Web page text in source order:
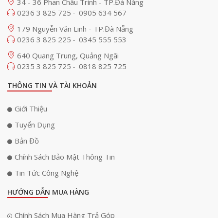
năng truyền phát dữ liệu trong phạm vi lý tưởng từ 80-120m, ngay cả
tự do di chuyển trong quá trình ca hát hò mà không lo bị mất tín hiệu
âm thanh.
34 - 36 Phan Châu Trinh - TP.Đà Nẵng
0236 3 825 725 - 0905 634 567
179 Nguyễn Văn Linh - TP.Đà Nẵng
0236 3 825 225 - 0345 555 553
640 Quang Trung, Quảng Ngãi
0235 3 825 725 - 0818 825 725
THÔNG TIN VÀ TÀI KHOẢN
Giới Thiệu
Tuyển Dụng
Bản Đồ
Chính Sách Bảo Mật Thông Tin
Tin Tức Công Nghệ
HƯỚNG DẪN MUA HÀNG
Chính Sách Mua Hàng Trả Góp